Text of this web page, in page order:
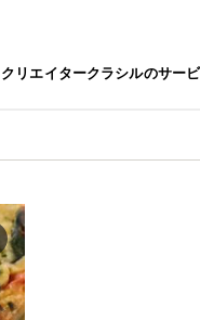
クリエイタークラシルのサー